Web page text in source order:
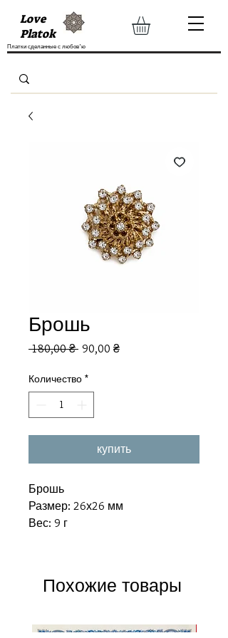
Love
Platok
Платки сделанные с любов'ю
Брошь
180,00 ₴ Обычная
90,00 ₴Спеццена
Количество *
купить
Брошь
Размер: 26х26 мм
Вес: 9 г
Похожие товары